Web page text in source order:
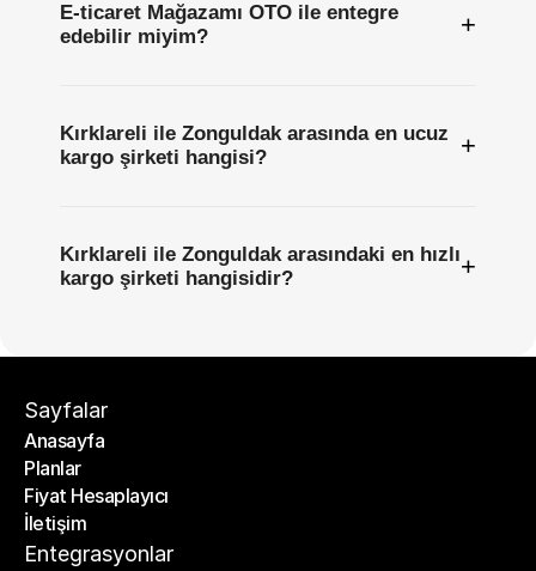
E-ticaret Mağazamı OTO ile entegre
edebilir miyim?
+
Kırklareli ile Zonguldak arasında en ucuz
kargo şirketi hangisi?
+
Kırklareli ile Zonguldak arasındaki en hızlı
kargo şirketi hangisidir?
+
Sayfalar
Anasayfa
Anasayfa
Planlar
Planlar
Fiyat Hesaplayıcı
Fiyat Hesaplayıcı
İletişim
İletişim
Entegrasyonlar